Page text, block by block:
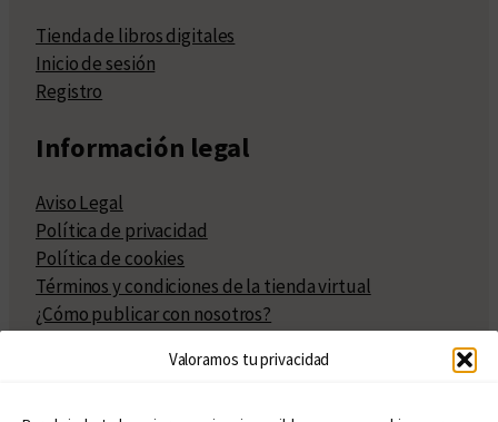
Valoramos tu privacidad
Tienda de libros digitales
Inicio de sesión
Registro
Información legal
Aviso Legal
Política de privacidad
Política de cookies
Términos y condiciones de la tienda virtual
¿Cómo publicar con nosotros?
Políticas de publicación